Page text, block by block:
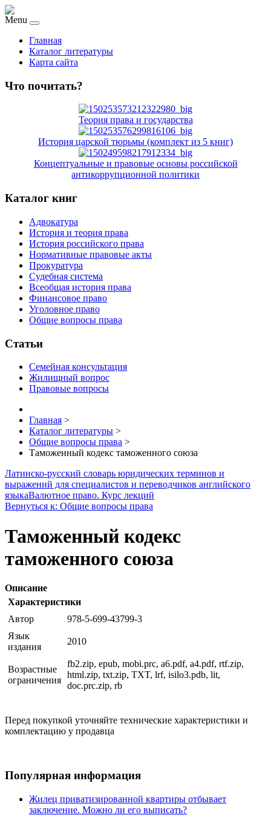
Menu
Главная
Каталог литературы
Карта сайта
Что почитать?
Теория права и государства
История царской тюрьмы (комплект из 5 книг)
Концептуальные и правовые основы российской
антикоррупционной политики
Каталог книг
Адвокатура
История и теория права
История российского права
Нормативные правовые акты
Прокуратура
Судебная система
Всеобщая история права
Финансовое право
Уголовное право
Общие вопросы права
Статьи
Семейная консультация
Жилищный вопрос
Правовые вопросы
Главная >
Каталог литературы >
Общие вопросы права >
Таможенный кодекс таможенного союза
Латинско-русский словарь юридических терминов и
выражений для специалистов и переводчиков английского
языкаВалютное право. Курс лекций
Вернуться к: Общие вопросы права
Таможенный кодекс
таможенного союза
Описание
Характеристики
Автор
978-5-699-43799-3
Язык
издания
2010
Возрастные
ограничения
fb2.zip, epub, mobi.prc, a6.pdf, a4.pdf, rtf.zip,
html.zip, txt.zip, TXT, lrf, isilo3.pdb, lit,
doc.prc.zip, rb
Перед покупкой уточняйте технические характеристики и
комплектацию у продавца
Популярная информация
Жилец приватизированной квартиры отбывает
заключение. Можно ли его выписать?